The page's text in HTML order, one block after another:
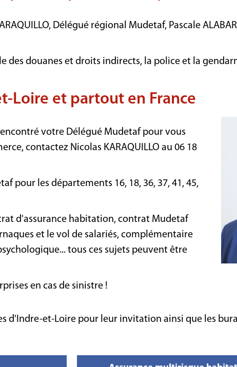
Délégué régional Mudetaf, Pascale
douanes et droits indirects, la police et la
Loire et partout en France
votre Délégué Mudetaf pour vous
contactez Nicolas KARAQUILLO au 06 18
pour les départements 16, 18, 36, 37, 41, 45,
d'assurance habitation, contrat Mudetaf
et le vol de salariés, complémentaire
tous ces sujets peuvent être
en cas de sinistre !
d'Indre-et-Loire pour leur invitation ainsi que les